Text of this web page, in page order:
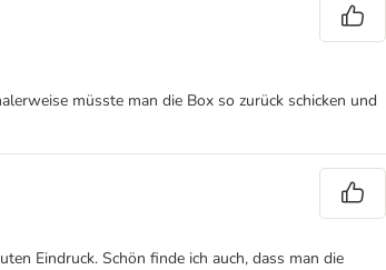
müsste man die Box so zurück schicken und
Eindruck. Schön finde ich auch, dass man die